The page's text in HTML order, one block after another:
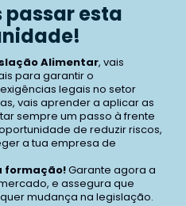
passar esta
Alimentar, vais
para garantir o
legais no setor
vais aprender a aplicar as
sempre um passo à frente
de reduzir riscos,
a tua empresa de
formação!Garante agora a
e assegura que
mudança na legislação.